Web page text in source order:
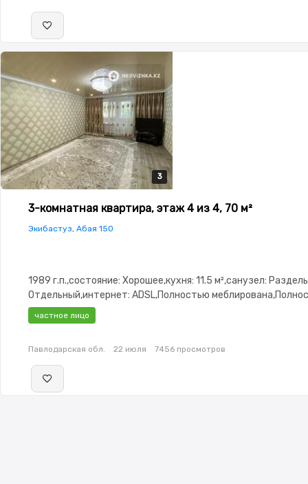
3
3
3
3-комнатная квартира, этаж 4 из 4, 70 м²
Экибастуз, Абая 150
1989 г.п.,состояние: Хорошее,кухня: 11.5 м²,санузел:
Отдельный,интернет: ADSL,Полностью
меблирована,потолки: 3.0,Домофон,Пластиковые
двор
частное лицо
Павлодарская обл. 22 июля 7456 просмотров